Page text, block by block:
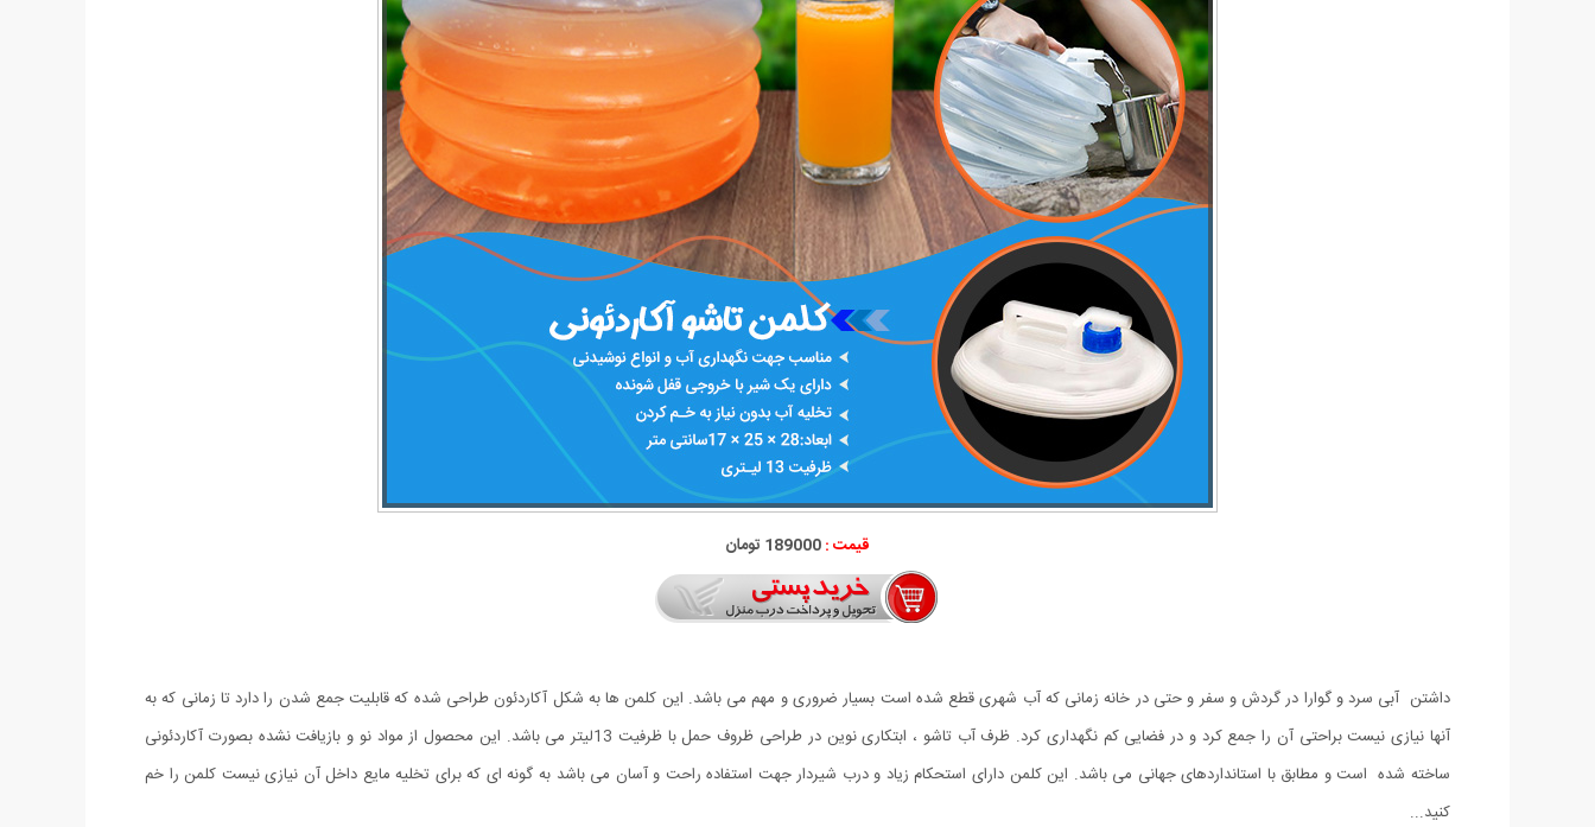
قیمت :189000 تومان
داشتن آبی سرد و گوارا در گردش و سفر و حتی در خانه زمانی که آب شهری قطع شده است بسیار ضروری و مهم می باشد. این کلمن ها به شکل آکاردئون طراحی شده که قابلیت جمع شدن را دارد تا زمانی که به
آنها نیازی نیست براحتی آن را جمع کرد و در فضایی کم نگهداری کرد. ظرف آب تاشو ، ابتکاری نوین در طراحی ظروف حمل با ظرفیت 13لیتر می باشد. این محصول از مواد نو و بازیافت نشده بصورت آکاردئونی
ساخته شده است و مطابق با استانداردهای جهانی می باشد. این کلمن دارای استحکام زیاد و درب شیردار جهت استفاده راحت و آسان می باشد به گونه ای که برای تخلیه مایع داخل آن نیازی نیست کلمن را خم
کنید...